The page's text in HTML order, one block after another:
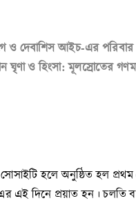
ও দেবাশিস আইচ-এর
ঘৃণা ও হিংসা: মূলস্রোতের
হলে অনুষ্ঠিত হল প্রথম
দিনে প্রয়াত হন। চলতি